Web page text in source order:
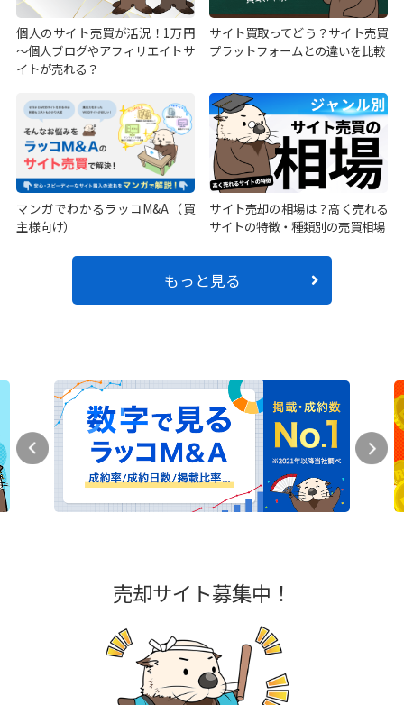
個人のサイト売買が活況！1万円
～個人ブログやアフィリエイトサ
イトが売れる？
サイト買取ってどう？サイト売買
プラットフォームとの違いを比較
マンガでわかるラッコM&A（買
主様向け）
サイト売却の相場は？高く売れる
サイトの特徴・種類別の売買相場
もっと見る
売却サイト募集中！